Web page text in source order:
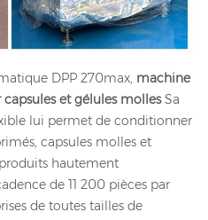
DPP 270max, machine
et gélules mollesSa
lui permet de conditionner
capsules molles et
hautement
de 11 200 pièces par
de toutes tailles de